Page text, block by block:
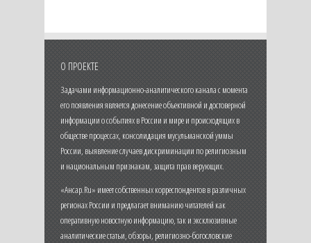
О ПРОЕКТЕ
Задачами информационно-аналитического канала с момента
его появления является донесение объективной и достоверной
информации о событиях в России и мире и происходящих в
обществе процессах, консолидация мусульманской уммы
России, выявление случаев дискриминации по религиозным
и национальным признакам, защита прав верующих.
«Ансар.Ru» имеет собственных корреспондентов в различных
регионах России и предлагает вниманию читателей как
оперативную новостную информацию, так и эксклюзивные
аналитические статьи, обзоры, религиозно-богословские